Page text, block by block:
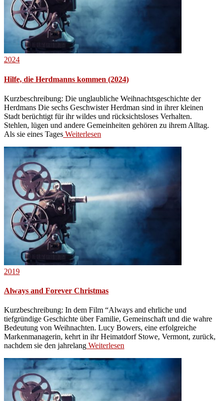
2024
Hilfe, die Herdmanns kommen (2024)
Kurzbeschreibung: Die unglaubliche Weihnachtsgeschichte der
Herdmans Die sechs Geschwister Herdman sind in ihrer kleinen
Stadt berüchtigt für ihr wildes und rücksichtsloses Verhalten.
Stehlen, lügen und andere Gemeinheiten gehören zu ihrem Alltag.
Als sie eines Tages Weiterlesen
2019
Always and Forever Christmas
Kurzbeschreibung: In dem Film “Always and ehrliche und
tiefgründige Geschichte über Familie, Gemeinschaft und die wahre
Bedeutung von Weihnachten. Lucy Bowers, eine erfolgreiche
Markenmanagerin, kehrt in ihr Heimatdorf Stowe, Vermont, zurück,
nachdem sie den jahrelang Weiterlesen